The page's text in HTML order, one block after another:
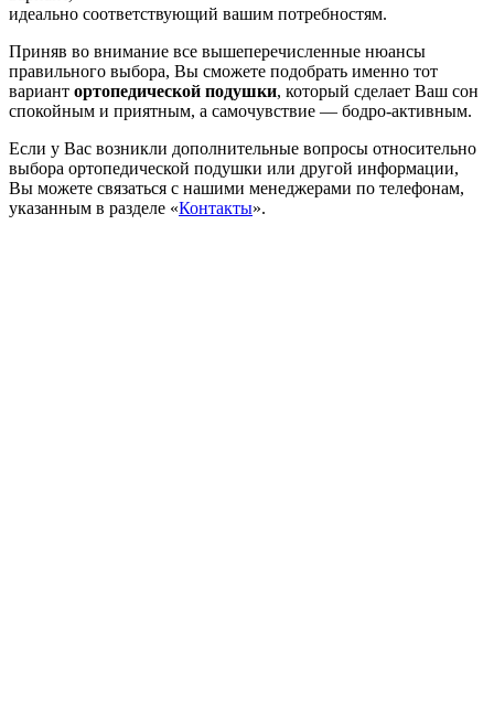
идеально соответствующий вашим потребностям.
Приняв во внимание все вышеперечисленные нюансы
правильного выбора, Вы сможете подобрать именно тот
вариант ортопедической подушки, который сделает Ваш сон
спокойным и приятным, а самочувствие — бодро-активным.
Если у Вас возникли дополнительные вопросы относительно
выбора ортопедической подушки или другой информации,
Вы можете связаться с нашими менеджерами по телефонам,
указанным в разделе «Контакты».